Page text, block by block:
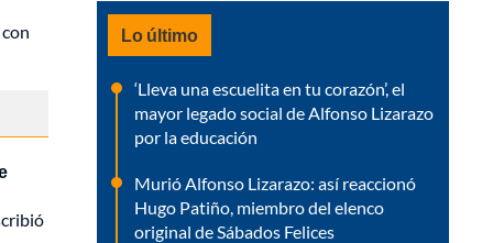
Lo último
‘Lleva una escuelita en tu corazón’, el
mayor legado social de Alfonso Lizarazo
por la educación
Murió Alfonso Lizarazo: así reaccionó
Hugo Patiño, miembro del elenco
original de Sábados Felices